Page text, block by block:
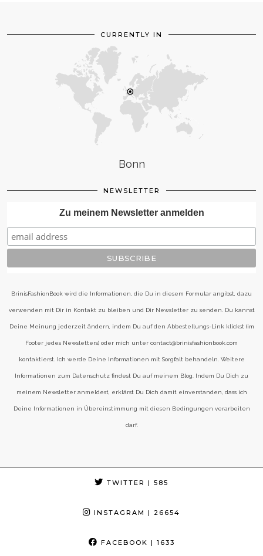
CURRENTLY IN
Bonn
NEWSLETTER
Zu meinem Newsletter anmelden
BrinisFashionBook wird die Informationen, die Du in diesem Formular angibst, dazu
verwenden mit Dir in Kontakt zu bleiben und Dir Newsletter zu senden. Du kannst
Deine Meinung jederzeit ändern, indem Du auf den Abbestellungs-Link klickst (im
Footer jedes Newsletters) oder mich unter contact@brinisfashionbook.com
kontaktierst. Ich werde Deine Informationen mit Sorgfalt behandeln. Weitere
Informationen zum Datenschutz findest Du auf meinem Blog. Indem Du Dich zu
meinem Newsletter anmeldest, erklärst Du Dich damit einverstanden, dass ich
Deine Informationen in Übereinstimmung mit diesen Bedingungen verarbeiten
darf.
TWITTER | 585
INSTAGRAM | 26654
FACEBOOK | 1633